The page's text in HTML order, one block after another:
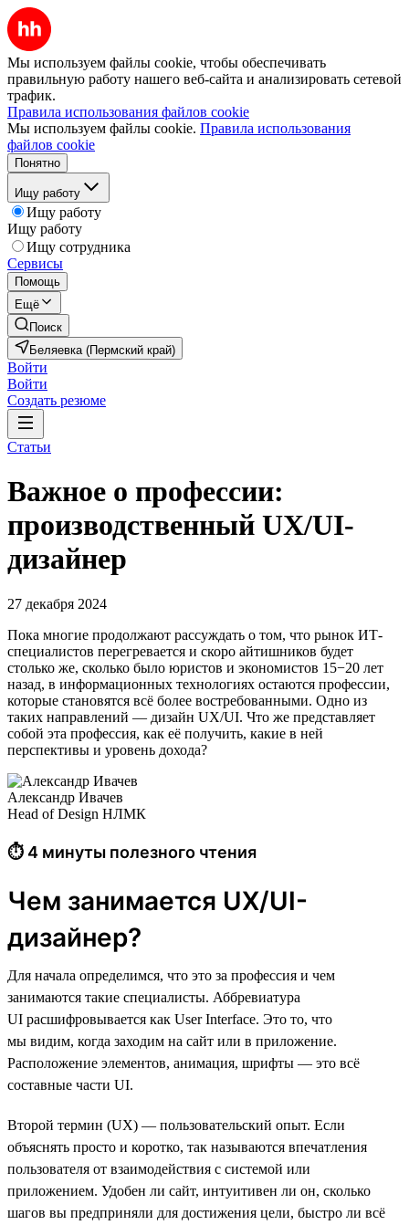
Мы используем файлы cookie, чтобы обеспечивать
правильную работу нашего веб-сайта и анализировать сетевой
трафик.
Правила использования файлов cookie
Мы используем файлы cookie. Правила использования
файлов cookie
Понятно
Ищу работу
Ищу работу
Ищу работу
Ищу сотрудника
Сервисы
Помощь
Ещё
Поиск
Беляевка (Пермский край)
Войти
Войти
Создать резюме
Статьи
Важное о профессии:
производственный UX/UI-
дизайнер
27 декабря 2024
Пока многие продолжают рассуждать о том, что рынок ИТ-
специалистов перегревается и скоро айтишников будет
столько же, сколько было юристов и экономистов 15−20 лет
назад, в информационных технологиях остаются профессии,
которые становятся всё более востребованными. Одно из
таких направлений — дизайн UX/UI. Что же представляет
собой эта профессия, как её получить, какие в ней
перспективы и уровень дохода?
Александр Ивачев
Head of Design НЛМК
⏱ 4 минуты полезного чтения
Чем занимается UX/UI-
дизайнер?
Для начала определимся, что это за профессия и чем
занимаются такие специалисты. Аббревиатура
UI расшифровывается как User Interface. Это то, что
мы видим, когда заходим на сайт или в приложение.
Расположение элементов, анимация, шрифты — это всё
составные части UI.
Второй термин (UX) — пользовательский опыт. Если
объяснять просто и коротко, так называются впечатления
пользователя от взаимодействия с системой или
приложением. Удобен ли сайт, интуитивен ли он, сколько
шагов вы предприняли для достижения цели, быстро ли всё